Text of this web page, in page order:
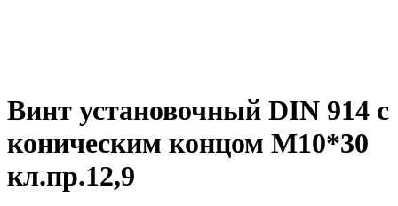
Винт установочный DIN 914 с
коническим концом М10*30
кл.пр.12,9